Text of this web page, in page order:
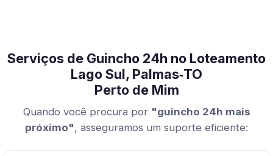
Serviços de Guincho 24h no Loteamento
Lago Sul, Palmas‑TO
Perto de Mim
Quando você procura por "guincho 24h mais
próximo", asseguramos um suporte eficiente: